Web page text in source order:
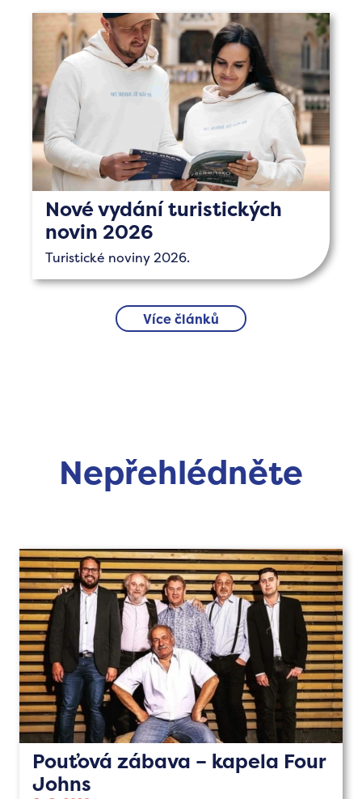
Nové vydání turistických
novin 2026
Turistické noviny 2026.
Více článků
Nepřehlédněte
Pouťová zábava – kapela Four
Johns